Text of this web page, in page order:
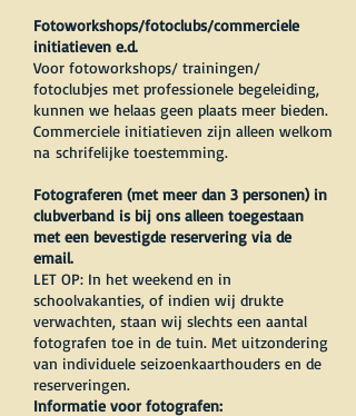
Fotoworkshops/fotoclubs/commerciele
initiatieven e.d.
Voor fotoworkshops/ trainingen/
fotoclubjes met professionele begeleiding,
kunnen we helaas geen plaats meer bieden.
Commerciele initiatieven zijn alleen welkom
na schrifelijke toestemming.
Fotograferen (met meer dan 3 personen) in
clubverband is bij ons alleen toegestaan
met een bevestigde reservering via de
email.
LET OP: In het weekend en in
schoolvakanties, of indien wij drukte
verwachten, staan wij slechts een aantal
fotografen toe in de tuin. Met uitzondering
van individuele seizoenkaarthouders en de
reserveringen.
Informatie voor fotografen: